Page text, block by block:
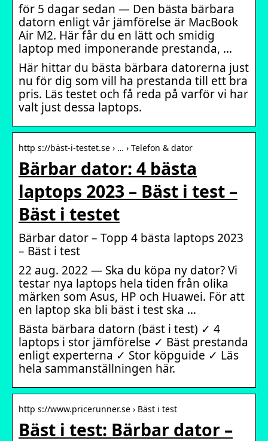
för 5 dagar sedan — Den bästa bärbara
datorn enligt vår jämförelse är MacBook
Air M2. Här får du en lätt och smidig
laptop med imponerande prestanda, …
Här hittar du bästa bärbara datorerna just
nu för dig som vill ha prestanda till ett bra
pris. Läs testet och få reda på varför vi har
valt just dessa laptops.
http s://bäst-i-testet.se › … › Telefon & dator
Bärbar dator: 4 bästa
laptops 2023 – Bäst i test –
Bäst i testet
Bärbar dator – Topp 4 bästa laptops 2023
– Bäst i test
22 aug. 2022 — Ska du köpa ny dator? Vi
testar nya laptops hela tiden från olika
märken som Asus, HP och Huawei. För att
en laptop ska bli bäst i test ska …
Bästa bärbara datorn (bäst i test) ✓ 4
laptops i stor jämförelse ✓ Bäst prestanda
enligt experterna ✓ Stor köpguide ✓ Läs
hela sammanställningen här.
http s://www.pricerunner.se › Bäst i test
Bäst i test: Bärbar dator –